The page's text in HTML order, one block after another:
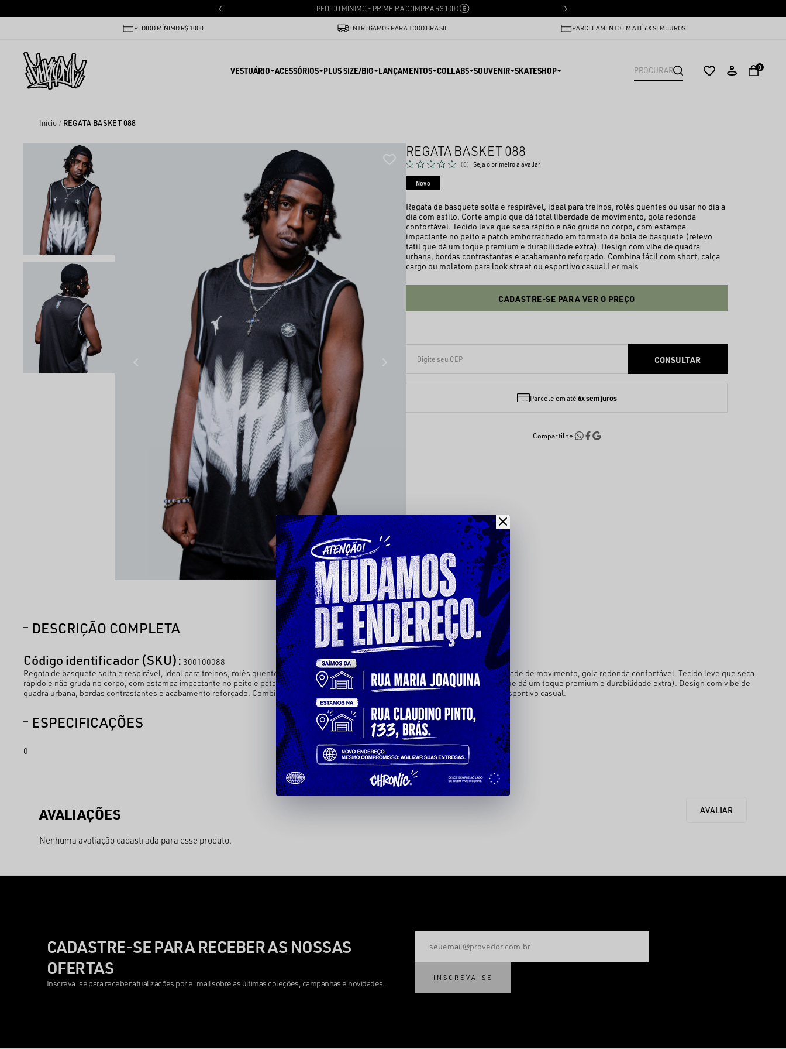
PEDIDO MÍNIMO - PRIMEIRA COMPRA R$ 1000
PEDIDO MÍNIMO R$ 1000 ENTREGAMOS PARA TODO BRASIL PARCELAMENTO EM ATÉ 6X SEM JUROS
VESTUÁRIO ACESSÓRIOS PLUS SIZE/BIG LANÇAMENTOS COLLABS SOUVENIR SKATESHOP 0
Início REGATA BASKET 088
REGATA BASKET 088
(0) Seja o primeiro a avaliar
Novo
Regata de basquete solta e respirável, ideal para treinos, rolês quentes ou usar no dia a
dia com estilo. Corte amplo que dá total liberdade de movimento, gola redonda
confortável. Tecido leve que seca rápido e não gruda no corpo, com estampa
impactante no peito e patch emborrachado em formato de bola de basquete (relevo
tátil que dá um toque premium e durabilidade extra). Design com vibe de quadra
urbana, bordas contrastantes e acabamento reforçado. Combina fácil com short, calça
cargo ou moletom para look street ou esportivo casual.Ler mais
CADASTRE-SE PARA VER O PREÇO
Parcele em até 6x sem juros
Compartilhe:
DESCRIÇÃO COMPLETA
Código identificador (SKU): 300100088
Regata de basquete solta e respirável, ideal para treinos, rolês quentes ou usar no dia a dia com estilo. Corte amplo que dá total liberdade de movimento, gola redonda confortável. Tecido leve que seca
rápido e não gruda no corpo, com estampa impactante no peito e patch emborrachado em formato de bola de basquete (relevo tátil que dá um toque premium e durabilidade extra). Design com vibe de
quadra urbana, bordas contrastantes e acabamento reforçado. Combina fácil com short, calça cargo ou moletom para look street ou esportivo casual.
ESPECIFICAÇÕES
0
Nenhuma avaliação cadastrada para esse produto.
CADASTRE-SE PARA RECEBER AS NOSSAS
OFERTAS
Inscreva-se para receber atualizações por e-mail sobre as últimas coleções, campanhas e novidades.
INSCREVA-SE